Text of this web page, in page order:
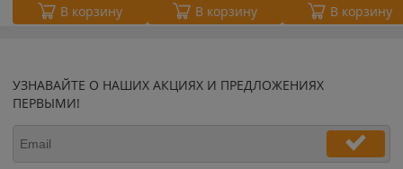
В корзину В корзину В корзину
УЗНАВАЙТЕ О НАШИХ АКЦИЯХ И ПРЕДЛОЖЕНИЯХ
ПЕРВЫМИ!